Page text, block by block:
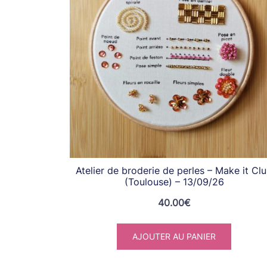
Atelier de broderie de perles – Make it
(Toulouse) – 13/09/26
40.00€
AJOUTER AU PANIER